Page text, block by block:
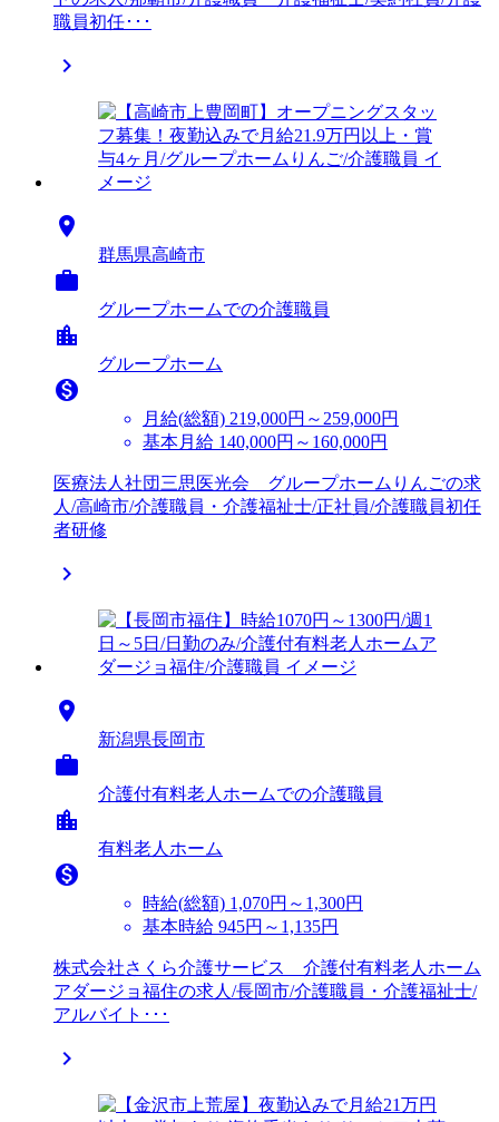
職員初任･･･


群馬県高崎市

グループホームでの介護職員
location_city
グループホーム

月給(総額) 219,000円～259,000円
基本月給 140,000円～160,000円
医療法人社団三思医光会 グループホームりんごの求
人/高崎市/介護職員・介護福祉士/正社員/介護職員初任
者研修


新潟県長岡市

介護付有料老人ホームでの介護職員
location_city
有料老人ホーム

時給(総額) 1,070円～1,300円
基本時給 945円～1,135円
株式会社さくら介護サービス 介護付有料老人ホーム
アダージョ福住の求人/長岡市/介護職員・介護福祉士/
アルバイト･･･
